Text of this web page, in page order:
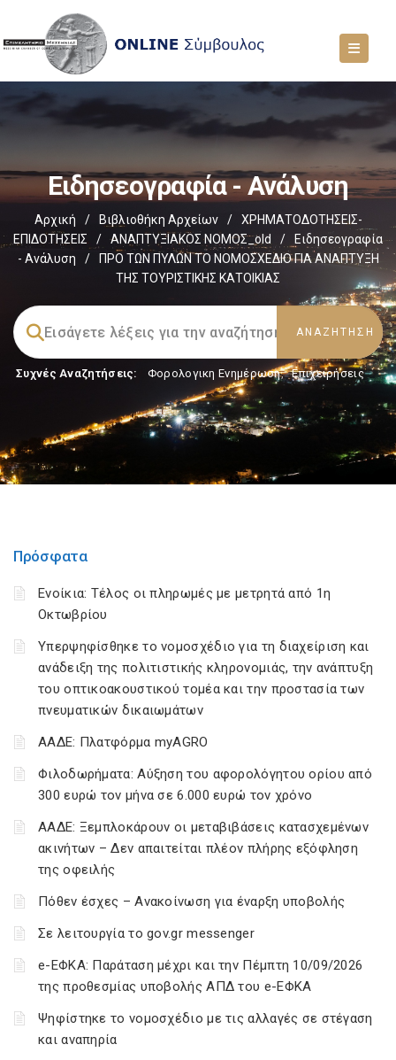
Ειδησεογραφία - Ανάλυση
Αρχική / Βιβλιοθήκη Αρχείων /
ΧΡΗΜΑΤΟΔΟΤΗΣΕΙΣ-
ΕΠΙΔΟΤΗΣΕΙΣ
/ ΑΝΑΠΤΥΞΙΑΚΟΣ ΝΟΜΟΣ_old /
Ειδησεογραφία
- Ανάλυση
/
ΠΡΟ ΤΩΝ ΠΥΛΩΝ ΤΟ ΝΟΜΟΣΧΕΔΙΟ ΓΙΑ ΑΝΑΠΤΥΞΗ
ΤΗΣ ΤΟΥΡΙΣΤΙΚΗΣ ΚΑΤΟΙΚΙΑΣ
Συχνές Αναζητήσεις: Φορολογικη Ενημέρωση, Επιχειρήσεις
Πρόσφατα
Ενοίκια: Τέλος οι πληρωμές με μετρητά από 1η
Οκτωβρίου
Υπερψηφίσθηκε το νομοσχέδιο για τη διαχείριση και
ανάδειξη της πολιτιστικής κληρονομιάς, την ανάπτυξη
του οπτικοακουστικού τομέα και την προστασία των
πνευματικών δικαιωμάτων
ΑΑΔΕ: Πλατφόρμα myAGRO
Φιλοδωρήματα: Αύξηση του αφορολόγητου ορίου από
300 ευρώ τον μήνα σε 6.000 ευρώ τον χρόνο
ΑΑΔΕ: Ξεμπλοκάρουν οι μεταβιβάσεις κατασχεμένων
ακινήτων – Δεν απαιτείται πλέον πλήρης εξόφληση
της οφειλής
Πόθεν έσχες – Ανακοίνωση για έναρξη υποβολής
Σε λειτουργία το gov.gr messenger
e-ΕΦΚΑ: Παράταση μέχρι και την Πέμπτη 10/09/2026
της προθεσμίας υποβολής ΑΠΔ του e-ΕΦΚΑ
Ψηφίστηκε το νομοσχέδιο με τις αλλαγές σε στέγαση
και αναπηρία